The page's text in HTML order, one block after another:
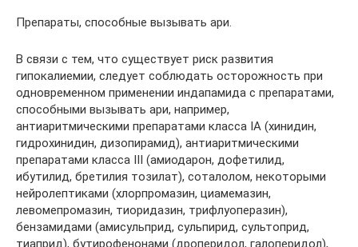
Препараты, способные вызывать ари.
В связи с тем, что существует риск развития
гипокалиемии, следует соблюдать осторожность при
одновременном применении индапамида с препаратами,
способными вызывать ари, например,
антиаритмическими препаратами класса IA (хинидин,
гидрохинидин, дизопирамид), антиаритмическими
препаратами класса III (амиодарон, дофетилид,
ибутилид, бретилия тозилат), соталолом, некоторыми
нейролептиками (хлорпромазин, циамемазин,
левомепромазин, тиоридазин, трифлуоперазин),
бензамидами (амисульприд, сульпирид, сультоприд,
тиаприд), бутирофенонами (дроперидол, галоперидол),